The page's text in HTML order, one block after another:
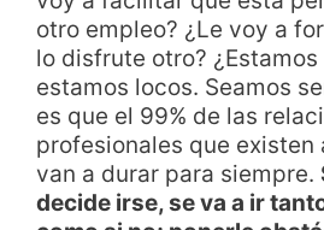
otro empleo? ¿Le voy a
lo disfrute otro? ¿Estamos
estamos locos. Seamos
es que el 99% de las
profesionales que existen
van a durar para siempre.
decide irse, se va a ir